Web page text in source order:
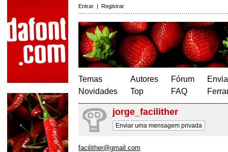
Entrar | Registrar
Temas
Novidades
Autores
Top
Fórum
FAQ
jorge_facilither
Enviar uma mensagem privada
facilither@gmail.com